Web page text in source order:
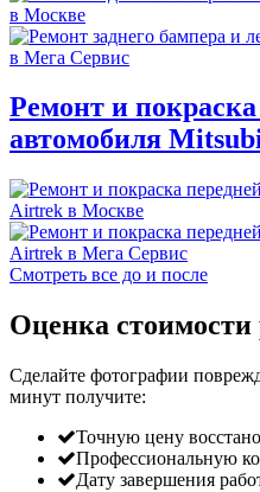
Ремонт и
автомобиля
Смотреть все до и после
Оценка стоимости
Сделайте фотографии
минут получите:
Точную цену
Профессиональную
Дату завершения